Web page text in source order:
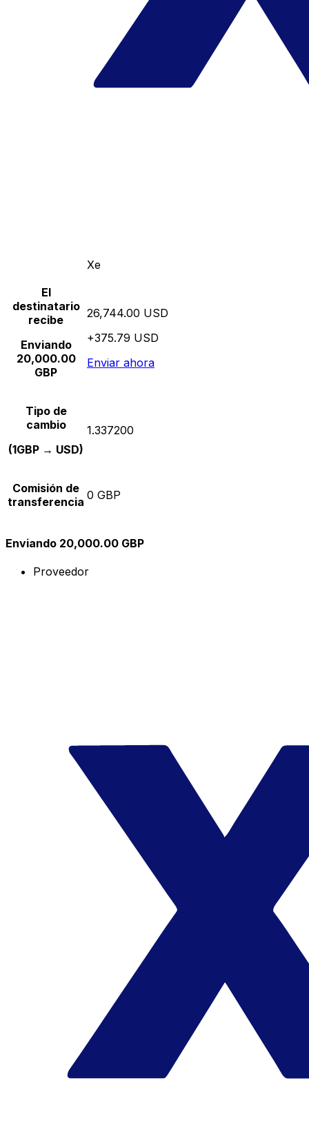
Xe
El
destinatario
recibe
Enviando
20,000.00
GBP
26,744.00 USD
+375.79 USD
Enviar ahora
Tipo de
cambio
(1GBP → USD)
1.337200
Comisión de
transferencia 0 GBP
Enviando 20,000.00 GBP
Proveedor